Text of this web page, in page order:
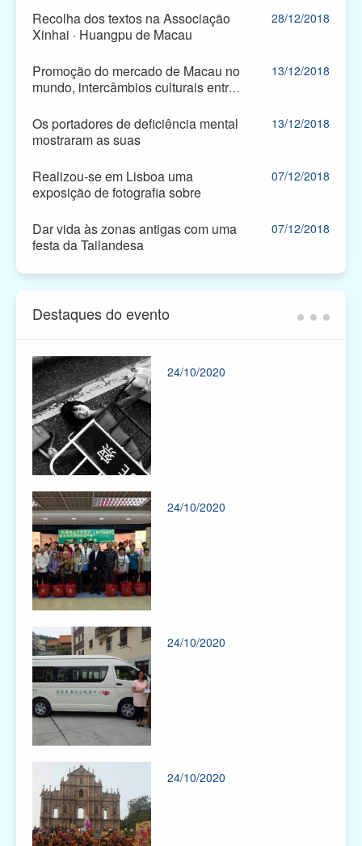
houve 40 desfiles que
passaram pelo centro de
cerveja. Tudo isto acolheu a
presença dos residentes e
Recolha dos textos na Associação
Xinhai · Huangpu de Macau
28/12/2018
Promoção do mercado de Macau no
mundo, intercâmbios culturais entre
...
13/12/2018
Os portadores de deficiência mental
mostraram as suas
13/12/2018
Realizou-se em Lisboa uma
exposição de fotografia sobre
07/12/2018
Dar vida às zonas antigas com uma
festa da Tailandesa
07/12/2018
Destaques do evento
24/10/2020
24/10/2020
24/10/2020
24/10/2020